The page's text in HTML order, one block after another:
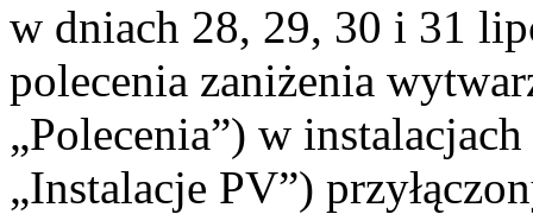
w dniach 28, 29, 30 i 31
polecenia zaniżenia
„Polecenia”) w
„Instalacje PV”)